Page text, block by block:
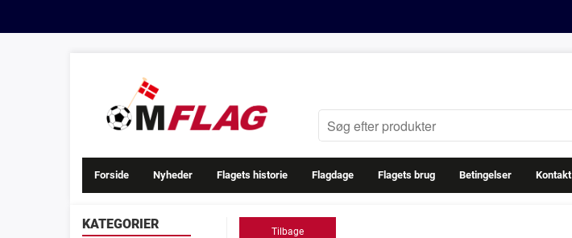
Forside Nyheder Flagets historie Flagdage Flagets brug Betingelser Kontakt
KATEGORIER Tilbage